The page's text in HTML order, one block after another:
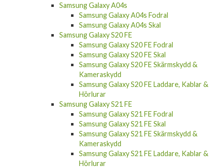
Samsung Galaxy A04s
Samsung Galaxy A04s Fodral
Samsung Galaxy A04s Skal
Samsung Galaxy S20 FE
Samsung Galaxy S20 FE Fodral
Samsung Galaxy S20 FE Skal
Samsung Galaxy S20 FE Skärmskydd &
Kameraskydd
Samsung Galaxy S20 FE Laddare, Kablar &
Hörlurar
Samsung Galaxy S21 FE
Samsung Galaxy S21 FE Fodral
Samsung Galaxy S21 FE Skal
Samsung Galaxy S21 FE Skärmskydd &
Kameraskydd
Samsung Galaxy S21 FE Laddare, Kablar &
Hörlurar